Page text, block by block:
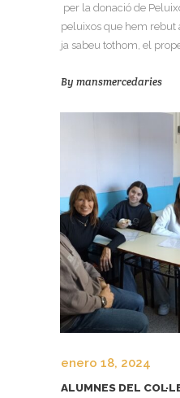
per la donació de
peluixos que hem rebut
ja sabeu tothom, el
By mansmercedaries
enero 18, 2024
ALUMNES DEL